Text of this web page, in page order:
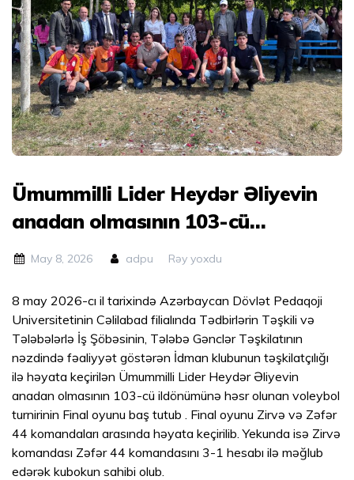
Ümummilli Lider Heydər Əliyevin
anadan olmasının 103-cü
ildönümünə həsr olunan voleybol
May 8, 2026 adpu Rəy yoxdu
8 may 2026-cı il tarixində Azərbaycan Dövlət Pedaqoji
Universitetinin Cəlilabad filialında Tədbirlərin Təşkili və
Tələbələrlə İş Şöbəsinin, Tələbə Gənclər Təşkilatının
nəzdində fəaliyyət göstərən İdman klubunun təşkilatçılığı
ilə həyata keçirilən Ümummilli Lider Heydər Əliyevin
anadan olmasının 103-cü ildönümünə həsr olunan voleybol
turnirinin Final oyunu baş tutub . Final oyunu Zirvə və Zəfər
44 komandaları arasında həyata keçirilib. Yekunda isə Zirvə
komandası Zəfər 44 komandasını 3-1 hesabı ilə məğlub
edərək kubokun sahibi olub.